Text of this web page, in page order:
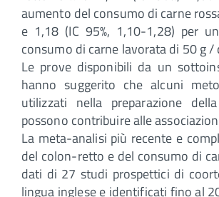
aumento del consumo di carne
e 1,18 (IC 95%, 1,10-1,28) per
consumo di carne lavorata di 50 g /
Le prove disponibili da un
hanno suggerito che alcuni
utilizzati nella preparazione
possono contribuire alle
La meta-analisi più recente e
del colon-retto e del consumo di
dati di 27 studi prospettici di
lingua inglese e identificati fino al